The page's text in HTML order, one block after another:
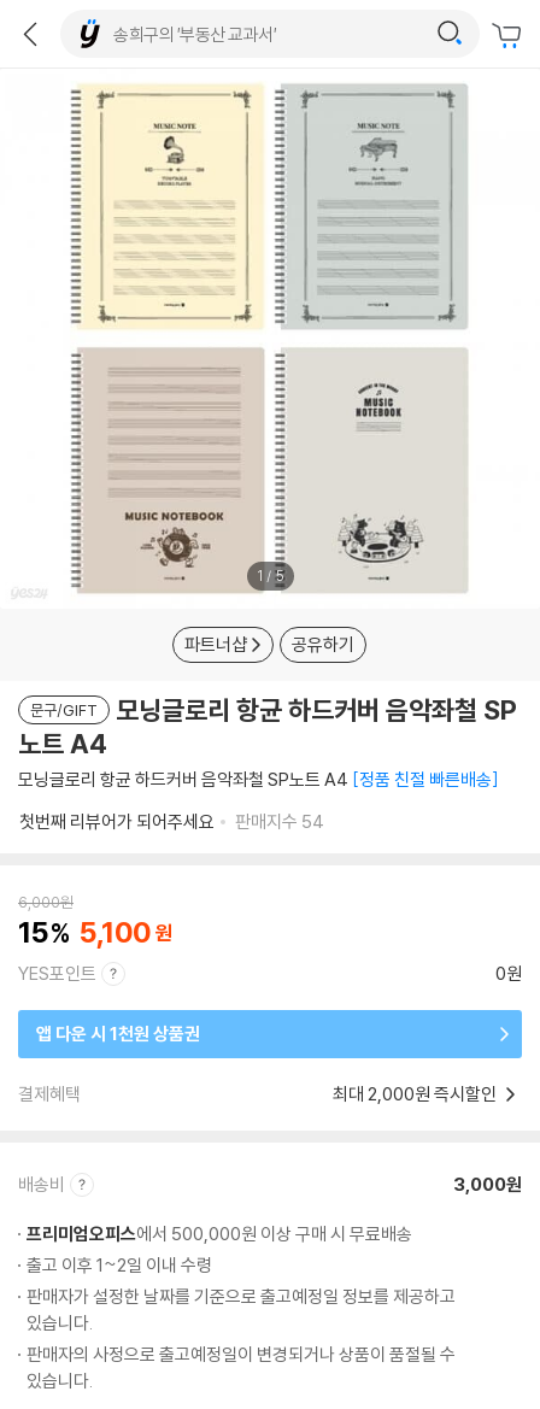
1 /5
파트너샵 공유하기
문구/GIFT
모닝글로리 항균 하드커버 음악좌철 SP
노트 A4
모닝글로리 항균 하드커버 음악좌철 SP노트 A4 정품 친절 빠른배송
첫번째 리뷰어가 되어주세요
판매지수 54
6,000원
15 5,100
YES포인트 0원
앱 다운 시 1천원 상품권
결제혜택 최대 2,000원 즉시할인
배송비 3,000원
프리미엄오피스에서 500,000원 이상 구매 시 무료배송
출고 이후 1~2일 이내 수령
판매자가 설정한 날짜를 기준으로 출고예정일 정보를 제공하고
있습니다.
판매자의 사정으로 출고예정일이 변경되거나 상품이 품절될 수
있습니다.